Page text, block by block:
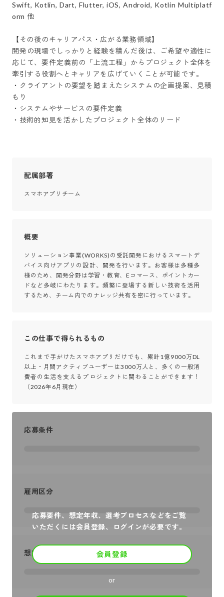
Swift, Kotlin, Dart, Flutter, iOS, Android, Kotlin Multiplatf
orm 他
【その後のキャリアパス・広がる業務領域】
開発の現場でしっかりと経験を積んだ後は、ご希望や適性に
応じて、要件定義前の「上流工程」からプロジェクト全体を
牽引する役割へとキャリアを広げていくことが可能です。
・クライアントの要望を踏まえたシステムの企画提案、見積
もり
・システムやサービスの要件定義
・技術的知見を活かしたプロジェクト全体のリード
配属部署
スマホアプリチーム
概要
ソリューション事業(WORKS)の受託開発におけるスマートデ
バイス向けアプリの設計、開発を行います。お客様は多種多
様のため、開発分野は学習・教育、Eコマース、ポイントカー
ドなど多岐にわたります。頻繁に登場する新しい技術を活用
するため、チーム内でのナレッジ共有を密に行っています。
この仕事で得られるもの
これまで手がけたスマホアプリだけでも、累計1億9000万DL
以上・月間アクティブユーザーは3000万人と、多くの一般消
費者の生活を支えるプロジェクトに関わることができます！
（2026年6月現在）
応募要件、想定年収、選考プロセスなどをご覧
いただくには会員登録、ログインが必要です。
会員登録
or
応募条件
雇用区分
想定年収